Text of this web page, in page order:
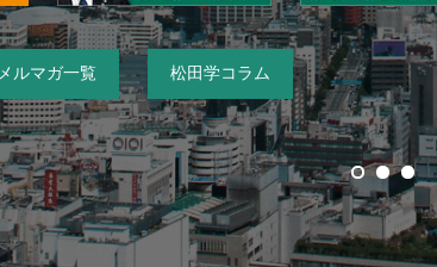
メルマガ一覧 松田学コラム